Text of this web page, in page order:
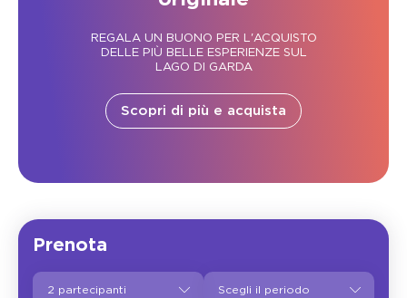
REGALA UN BUONO PER L'ACQUISTO
DELLE PIÙ BELLE ESPERIENZE SUL
LAGO DI GARDA
Scopri di più e acquista
Prenota
2 partecipanti